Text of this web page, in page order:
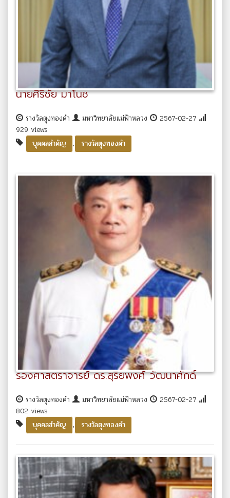
นายศิริชัย มาโนช
รางวัลตุงทองคำ มหาวิทยาลัยแม่ฟ้าหลวง
2567-02-27
929 views
บุคคลสำคัญ
, รางวัลตุงทองคำ
รองศาสตราจารย์ ดร.สุริยพงศ์ วัฒนาศักดิ์
รางวัลตุงทองคำ มหาวิทยาลัยแม่ฟ้าหลวง
2567-02-27
802 views
บุคคลสำคัญ
, รางวัลตุงทองคำ